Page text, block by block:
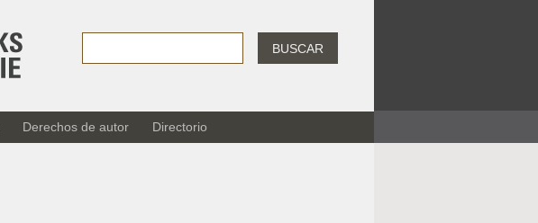
BUSCAR
Derechos de autor Directorio